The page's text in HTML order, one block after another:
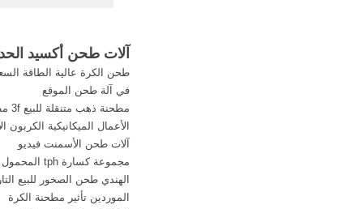
البناء، الصناعات
الأخرى، على سبيل
الفحم والخامات
آلات طحن أكسيد
طحن الكرة عالية الطاقة
في آلة طحن الموقع
مطحنة ذهب متنقلة للبيع 3f مطحنة الصين
الأعمال الميكانيكية الكربون
آلات طحن الأسمنت فيديو
مجموعة كسارة tph المحمول للتأجير
الهندي طحن الصخور للبيع
الموردين تأثير مطحنة الكرة